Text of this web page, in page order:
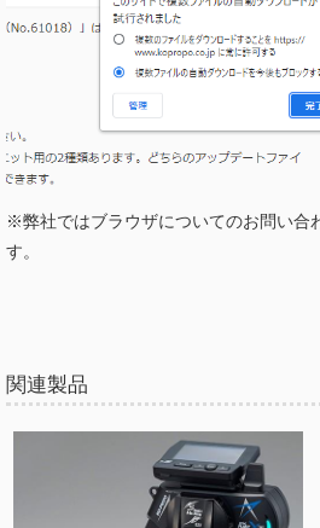
※弊社ではブラウザについてのお問い合
す。
関連製品